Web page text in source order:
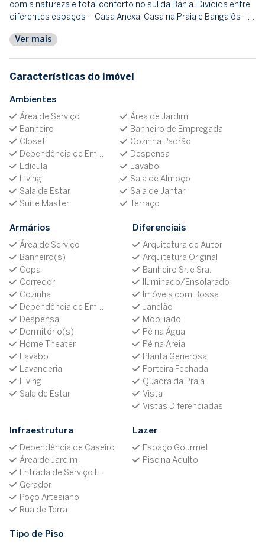
com a natureza e total conforto no sul da Bahia. Dividida entre
diferentes espaços – Casa Anexa, Casa na Praia e Bangalôs –…
Ver mais
Características do imóvel
Ambientes
Área de Serviço
Área de Jardim
Banheiro
Banheiro de Empregada
Closet
Cozinha Padrão
Dependência de Empregada
Despensa
Edícula
Lavabo
Living
Sala de Almoço
Sala de Estar
Sala de Jantar
Suíte Master
Terraço
Armários
Área de Serviço
Banheiro(s)
Copa
Corredor
Cozinha
Dependência de Empregada
Despensa
Dormitório(s)
Home Theater
Lavabo
Lavanderia
Living
Sala de Estar
Diferenciais
Arquitetura de Autor
Arquitetura Original
Banheiro Sr. e Sra.
Iluminado/Ensolarado
Imóveis com Bossa
Janelão
Mobiliado
Pé na Água
Pé na Areia
Planta Generosa
Porteira Fechada
Quadra da Praia
Vista
Vistas Diferenciadas
Infraestrutura
Dependência de Caseiro
Área de Jardim
Entrada de Serviço Independente
Gerador
Poço Artesiano
Rua de Terra
Lazer
Espaço Gourmet
Piscina Adulto
Tipo de Piso